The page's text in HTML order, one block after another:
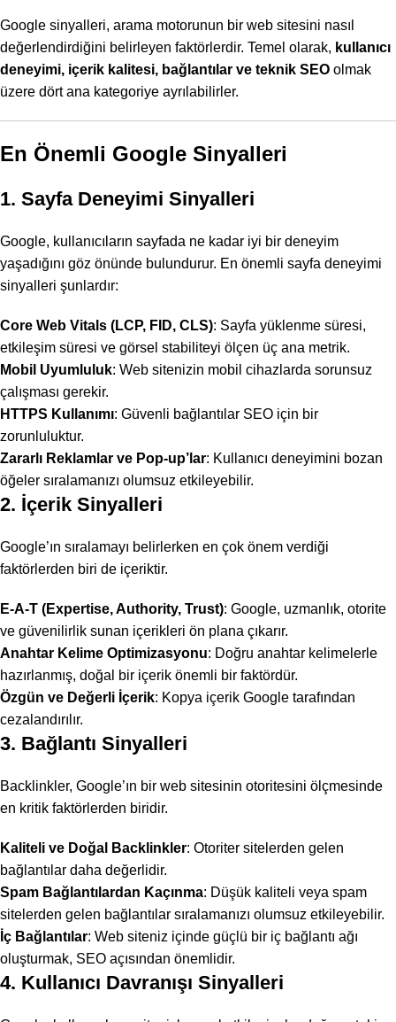
Google sinyalleri, arama motorunun bir web sitesini nasıl
değerlendirdiğini belirleyen faktörlerdir. Temel olarak, kullanıcı
deneyimi, içerik kalitesi, bağlantılar ve teknik SEO olmak
üzere dört ana kategoriye ayrılabilirler.
En Önemli Google Sinyalleri
1. Sayfa Deneyimi Sinyalleri
Google, kullanıcıların sayfada ne kadar iyi bir deneyim
yaşadığını göz önünde bulundurur. En önemli sayfa deneyimi
sinyalleri şunlardır:
Core Web Vitals (LCP, FID, CLS): Sayfa yüklenme süresi,
etkileşim süresi ve görsel stabiliteyi ölçen üç ana metrik.
Mobil Uyumluluk: Web sitenizin mobil cihazlarda sorunsuz
çalışması gerekir.
HTTPS Kullanımı: Güvenli bağlantılar SEO için bir
zorunluluktur.
Zararlı Reklamlar ve Pop-up’lar: Kullanıcı deneyimini bozan
öğeler sıralamanızı olumsuz etkileyebilir.
2. İçerik Sinyalleri
Google’ın sıralamayı belirlerken en çok önem verdiği
faktörlerden biri de içeriktir.
E-A-T (Expertise, Authority, Trust): Google, uzmanlık, otorite
ve güvenilirlik sunan içerikleri ön plana çıkarır.
Anahtar Kelime Optimizasyonu: Doğru anahtar kelimelerle
hazırlanmış, doğal bir içerik önemli bir faktördür.
Özgün ve Değerli İçerik: Kopya içerik Google tarafından
cezalandırılır.
3. Bağlantı Sinyalleri
Backlinkler, Google’ın bir web sitesinin otoritesini ölçmesinde
en kritik faktörlerden biridir.
Kaliteli ve Doğal Backlinkler: Otoriter sitelerden gelen
bağlantılar daha değerlidir.
Spam Bağlantılardan Kaçınma: Düşük kaliteli veya spam
sitelerden gelen bağlantılar sıralamanızı olumsuz etkileyebilir.
İç Bağlantılar: Web siteniz içinde güçlü bir iç bağlantı ağı
oluşturmak, SEO açısından önemlidir.
4. Kullanıcı Davranışı Sinyalleri